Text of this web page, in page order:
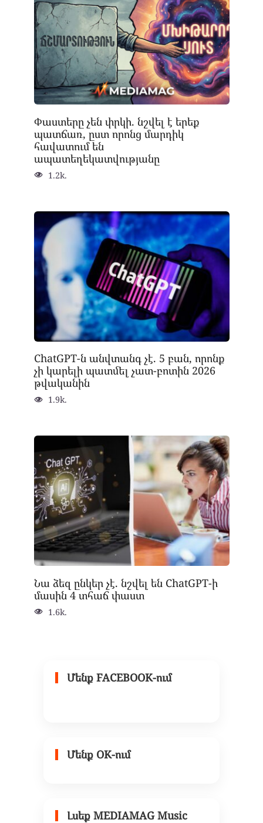
Փաստերը չեն փրկի. նշվել է երեք
պատճառ, ըստ որոնց մարդիկ
հավատում են
ապատեղեկատվությանը
1.2k.
ChatGPT-ն անվտանգ չէ. 5 բան, որոնք
չի կարելի պատմել չատ-բոտին 2026
թվականին
1.9k.
Նա ձեզ ընկեր չէ. նշվել են ChatGPT-ի
մասին 4 տհաճ փաստ
1.6k.
Մենք FACEBOOK-ում
Մենք OK-ում
Լսեք MEDIAMAG Music